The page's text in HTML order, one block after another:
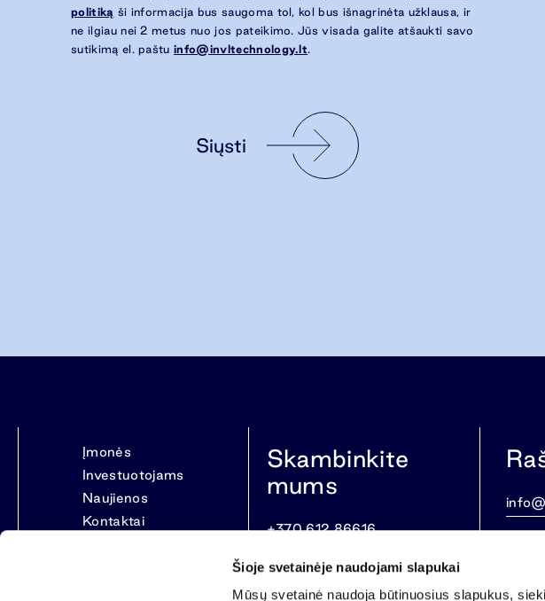
Šioje svetainėje naudojami slapukai
Mūsų svetainė naudoja būtinuosius slapukus,
politiką ši informacija bus saugoma tol, kol bus išnagrinėta užklausa, ir
ne ilgiau nei 2 metus nuo jos pateikimo. Jūs visada galite atšaukti savo
sutikimą el. paštuinfo@invltechnology.lt.
Siųsti
Įmonės
Investuotojams
Naujienos
Kontaktai
Skambinkite
mums
+370 612 86616